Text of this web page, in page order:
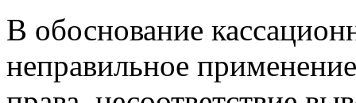
В обоснование
неправильное